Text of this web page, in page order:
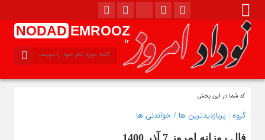
NODAD EMROOZ
.ir
کد شما در این بخش
گروه : پربازدیدترین ها /خواندنی ها
فال روزانه امروز 7 آذر 1400